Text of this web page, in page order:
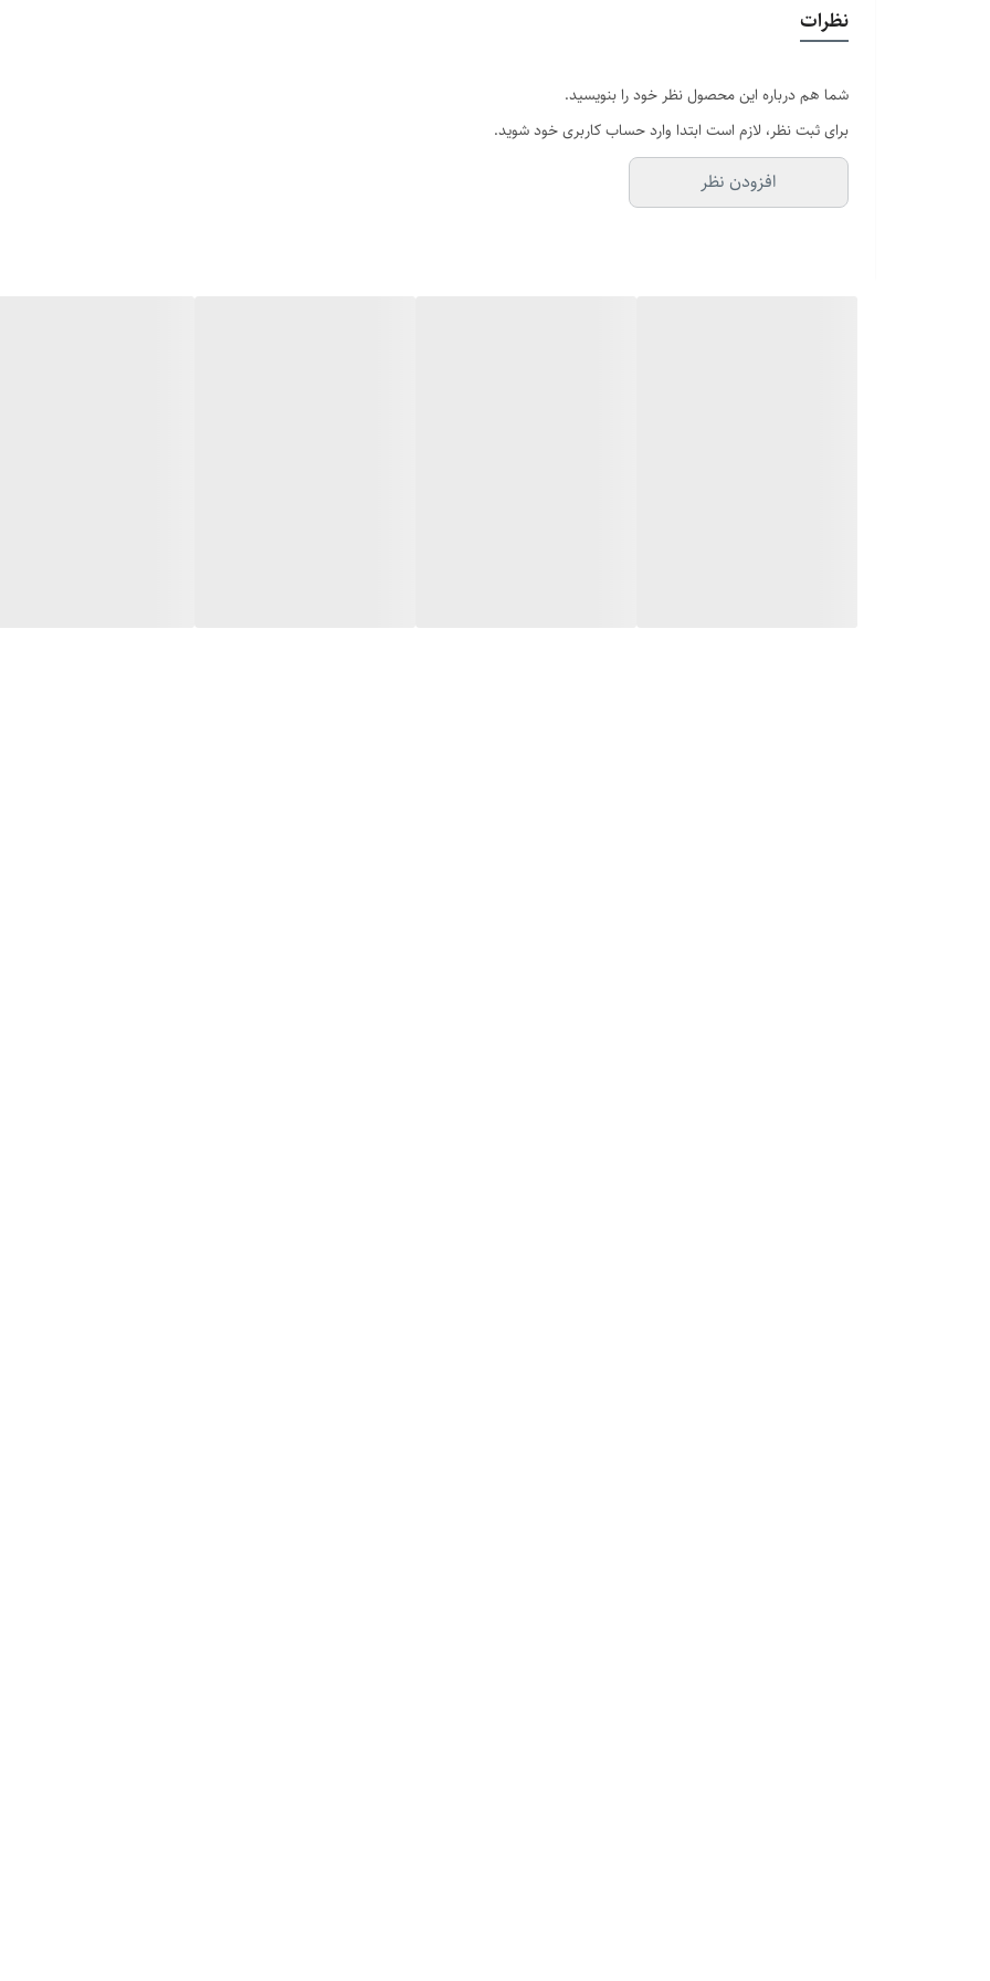
نظرات
شما هم درباره این محصول نظر خود را بنویسید.
برای ثبت نظر، لازم است ابتدا وارد حساب کاربری خود شوید.
افزودن نظر